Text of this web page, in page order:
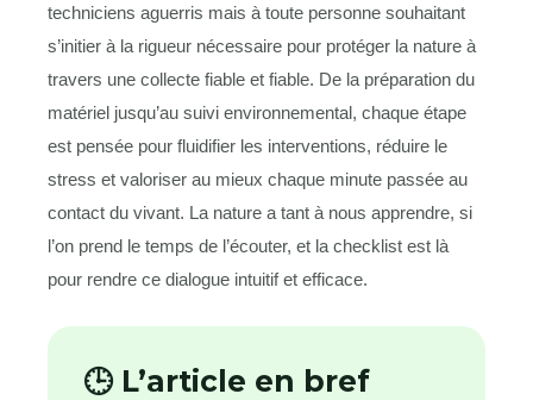
techniciens aguerris mais à toute personne souhaitant
s’initier à la rigueur nécessaire pour protéger la nature à
travers une collecte fiable et fiable. De la préparation du
matériel jusqu’au suivi environnemental, chaque étape
est pensée pour fluidifier les interventions, réduire le
stress et valoriser au mieux chaque minute passée au
contact du vivant. La nature a tant à nous apprendre, si
l’on prend le temps de l’écouter, et la checklist est là
pour rendre ce dialogue intuitif et efficace.
🕒 L’article en bref